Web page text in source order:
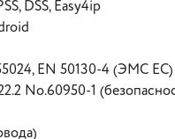
DSS, Easy4ip
EN 50130-4 (ЭМС
No.60950-1